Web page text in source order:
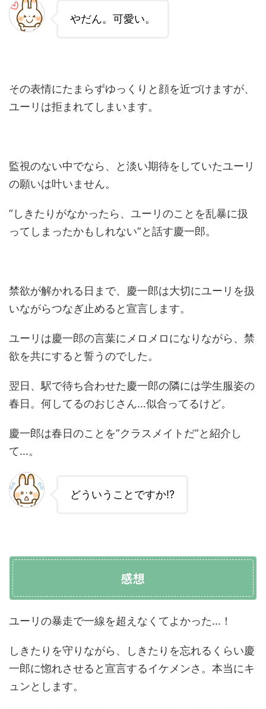
やだん。可愛い。
その表情にたまらずゆっくりと顔を近づけますが、
ユーリは拒まれてしまいます。
監視のない中でなら、と淡い期待をしていたユーリ
の願いは叶いません。
”しきたりがなかったら、ユーリのことを乱暴に扱
ってしまったかもしれない”と話す慶一郎。
禁欲が解かれる日まで、慶一郎は大切にユーリを扱
いながらつなぎ止めると宣言します。
ユーリは慶一郎の言葉にメロメロになりながら、禁
欲を共にすると誓うのでした。
翌日、駅で待ち合わせた慶一郎の隣には学生服姿の
春日。何してるのおじさん…似合ってるけど。
慶一郎は春日のことを”クラスメイトだ”と紹介し
て…。
どういうことですか!?
感想
ユーリの暴走で一線を超えなくてよかった…！
しきたりを守りながら、しきたりを忘れるくらい慶
一郎に惚れさせると宣言するイケメンさ。本当にキ
ュンとします。